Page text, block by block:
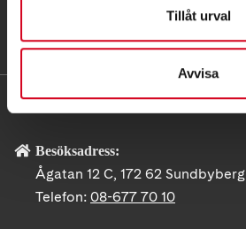
Tillåt urval
Avvisa
Besöksadress:
Ågatan 12 C, 172 62 Sundbyberg
Telefon: 08-677 70 10